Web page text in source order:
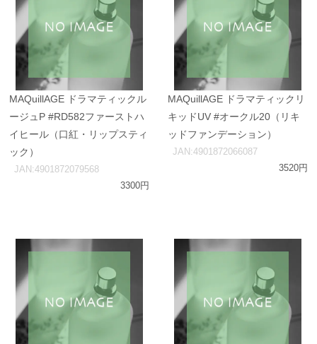
MAQuillAGE ドラマティックル
ージュP #RD582ファーストハ
イヒール（口紅・リップスティ
ック）
JAN:4901872079568
3300円
MAQuillAGE ドラマティックリ
キッドUV #オークル20（リキ
ッドファンデーション）
JAN:4901872066087
3520円